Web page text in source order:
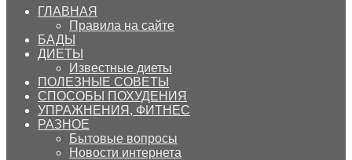
ГЛАВНАЯ
Правила на сайте
БАДЫ
ДИЕТЫ
Известные диеты
ПОЛЕЗНЫЕ СОВЕТЫ
СПОСОБЫ ПОХУДЕНИЯ
УПРАЖНЕНИЯ, ФИТНЕС
РАЗНОЕ
Бытовые вопросы
Новости интернета